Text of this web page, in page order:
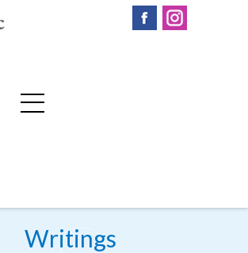
Writings